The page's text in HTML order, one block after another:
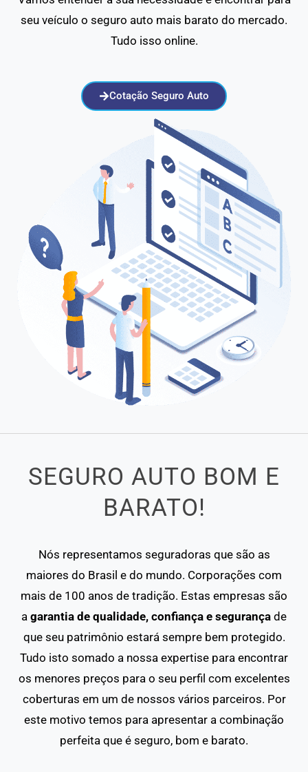
seu veículo o seguro auto mais barato do mercado.
Tudo isso online.
Cotação Seguro Auto
SEGURO AUTO BOM E
BARATO!
Nós representamos seguradoras que são as
maiores do Brasil e do mundo. Corporações com
mais de 100 anos de tradição. Estas empresas são
a garantia de qualidade, confiança e segurança de
que seu patrimônio estará sempre bem protegido.
Tudo isto somado a nossa expertise para encontrar
os menores preços para o seu perfil com excelentes
coberturas em um de nossos vários parceiros. Por
este motivo temos para apresentar a combinação
perfeita que é seguro, bom e barato.